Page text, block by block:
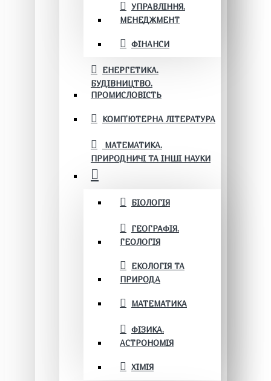
УПРАВЛІННЯ.
МЕНЕДЖМЕНТ
ФІНАНСИ
ЕНЕРГЕТИКА.
БУДІВНИЦТВО.
ПРОМИСЛОВІСТЬ
КОМП'ЮТЕРНА ЛІТЕРАТУРА
МАТЕМАТИКА.
ПРИРОДНИЧІ ТА ІНШІ НАУКИ
БІОЛОГІЯ
ГЕОГРАФІЯ.
ГЕОЛОГІЯ
ЕКОЛОГІЯ ТА
ПРИРОДА
МАТЕМАТИКА
ФІЗИКА.
АСТРОНОМІЯ
ХІМІЯ